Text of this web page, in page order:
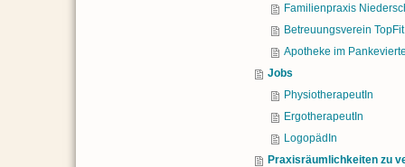
Familienpraxis
Betreuungsverein
Apotheke im
Jobs
PhysiotherapeutIn
ErgotherapeutIn
LogopädIn
Praxisräumlichkeiten zu